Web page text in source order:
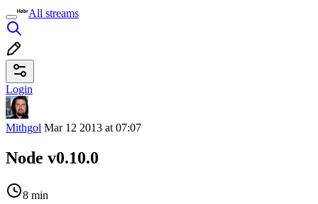
All streams
Login
Mithgol Mar 12 2013 at 07:07
Node v0.10.0
8 min